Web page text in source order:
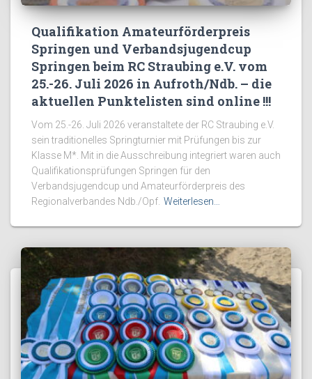
Qualifikation Amateurförderpreis
Springen und Verbandsjugendcup
Springen beim RC Straubing e.V. vom
25.-26. Juli 2026 in Aufroth/Ndb. – die
aktuellen Punktelisten sind online !!!
Vom 25.-26. Juli 2026 veranstaltete der RC Straubing e.V.
sein traditionelles Springturnier mit Prüfungen bis zur
Klasse M*. Mit in die Ausschreibung integriert waren auch
Qualifikationsprüfungen Springen für den
Verbandsjugendcup und Amateurförderpreis des
Regionalverbandes Ndb./Opf. Weiterlesen…